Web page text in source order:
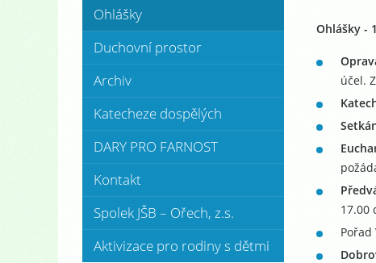
Ohlášky -
účel.
17.00
Ohlášky
Duchovní prostor
Archiv
Katecheze dospělých
DARY PRO FARNOST
Kontakt
Spolek JŠB – Ořech, z.s.
Aktivizace pro rodiny s dětmi